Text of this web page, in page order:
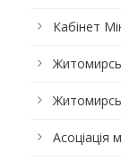
Кабінет
Асоціація